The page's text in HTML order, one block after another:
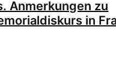
Anmerkungen zu
in